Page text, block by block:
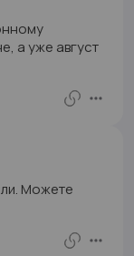
а уже август
Можете